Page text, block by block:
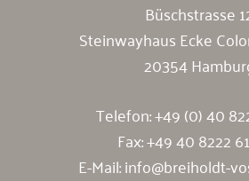
Büschstrasse
Steinwayhaus Ecke
20354
Telefon:+49 (0) 40
Fax: +49 40 8222
E-Mail:info@breiholdt-